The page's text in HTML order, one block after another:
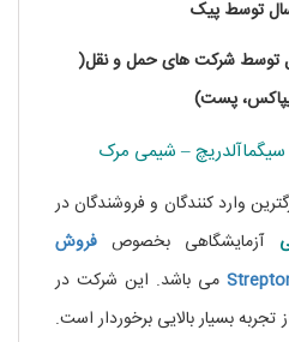
توسط پیک
توسط شرکت های حمل و نقل(
پست)
– شیمی مرک
وارد کنندگان و فروشندگان در
آزمایشگاهی بخصوص فروش
می باشد. این شرکت در
بسیار بالایی برخوردار است.